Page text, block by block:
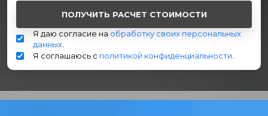
Я даю согласие на обработку своих персональных
данных
Я соглашаюсь с политикой конфиденциальности